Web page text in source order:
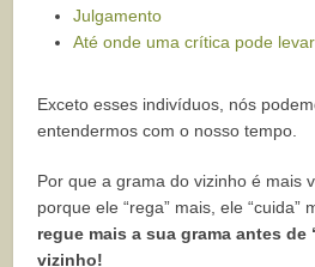
Julgamento
Até onde uma crítica pode levar
Exceto esses indivíduos, nós
entendermos com o nosso tempo.
Por que a grama do vizinho é mais
porque ele “rega” mais, ele “cuida”
regue mais a sua grama antes de
vizinho!